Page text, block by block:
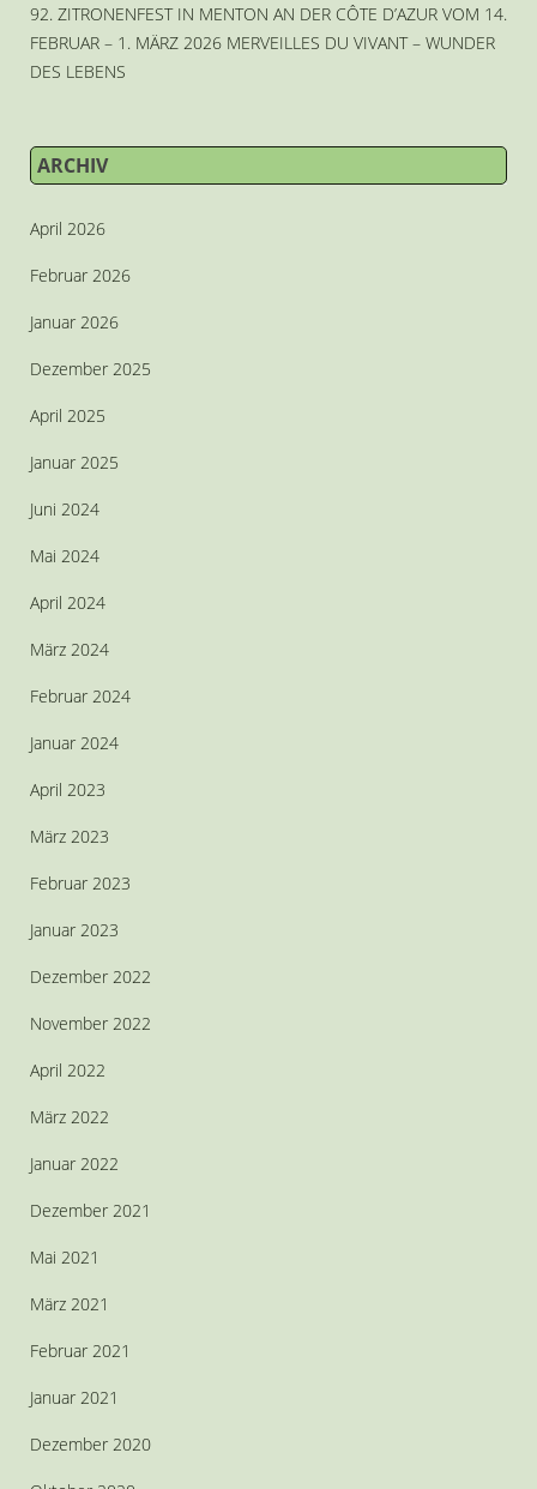
92. ZITRONENFEST IN MENTON AN DER CÔTE D’AZUR VOM 14.
FEBRUAR – 1. MÄRZ 2026 MERVEILLES DU VIVANT – WUNDER
DES LEBENS
ARCHIV
April 2026
Februar 2026
Januar 2026
Dezember 2025
April 2025
Januar 2025
Juni 2024
Mai 2024
April 2024
März 2024
Februar 2024
Januar 2024
April 2023
März 2023
Februar 2023
Januar 2023
Dezember 2022
November 2022
April 2022
März 2022
Januar 2022
Dezember 2021
Mai 2021
März 2021
Februar 2021
Januar 2021
Dezember 2020